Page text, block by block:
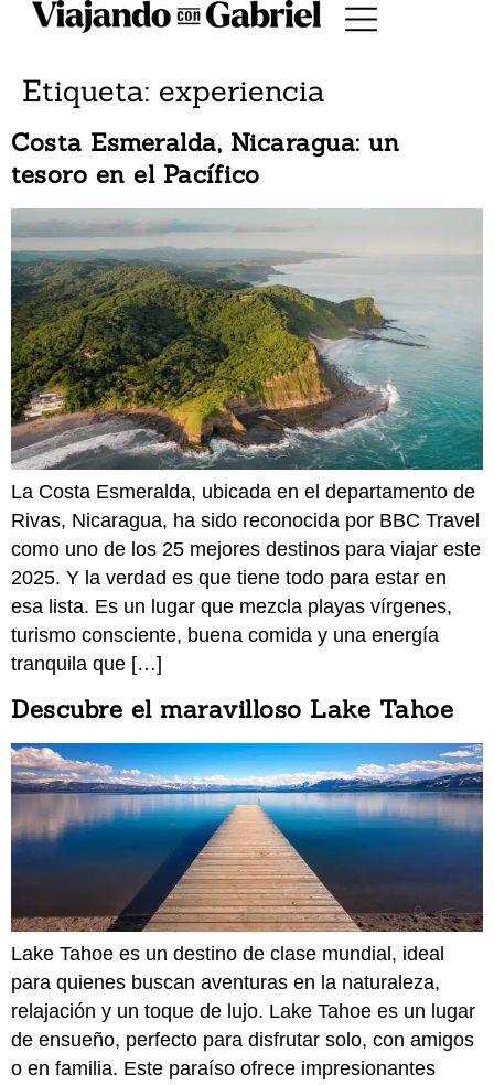
Etiqueta: experiencia
Costa Esmeralda, Nicaragua: un
tesoro en el Pacífico
La Costa Esmeralda, ubicada en el departamento de
Rivas, Nicaragua, ha sido reconocida por BBC Travel
como uno de los 25 mejores destinos para viajar este
2025. Y la verdad es que tiene todo para estar en
esa lista. Es un lugar que mezcla playas vírgenes,
turismo consciente, buena comida y una energía
tranquila que […]
Descubre el maravilloso Lake Tahoe
Lake Tahoe es un destino de clase mundial, ideal
para quienes buscan aventuras en la naturaleza,
relajación y un toque de lujo. Lake Tahoe es un lugar
de ensueño, perfecto para disfrutar solo, con amigos
o en familia. Este paraíso ofrece impresionantes